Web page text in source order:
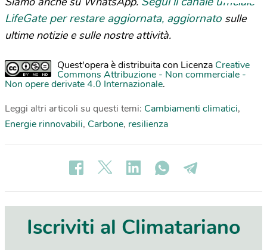
LifeGate per restare aggiornata, aggiornato sulle
ultime notizie e sulle nostre attività.
Quest'opera è distribuita con Licenza Creative
Commons Attribuzione - Non commerciale -
Non opere derivate 4.0 Internazionale.
Leggi altri articoli su questi temi: Cambiamenti climatici,
Energie rinnovabili, Carbone, resilienza
Iscriviti al Climatariano